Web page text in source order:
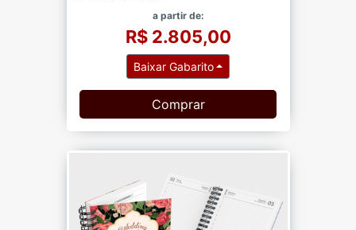
a partir de:
R$ 2.805,00
Baixar Gabarito
Comprar